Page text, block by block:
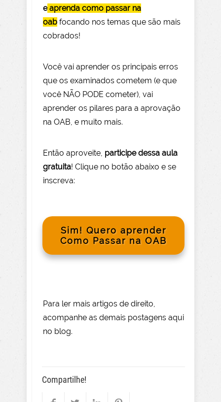
e aprenda como passar na
oab focando nos temas que são mais
cobrados!
Você vai aprender os principais erros
que os examinados cometem (e que
você NÃO PODE cometer), vai
aprender os pilares para a aprovação
na OAB, e muito mais.
Então aproveite, participe dessa aula
gratuita! Clique no botão abaixo e se
inscreva:
Sim! Quero aprender
Como Passar na OAB
Para ler mais artigos de direito,
acompanhe as demais postagens aqui
no blog.
Compartilhe!